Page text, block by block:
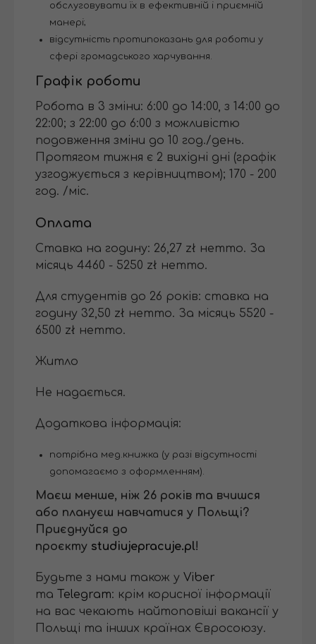
обслуговувати їх в ефективній і приємній
манері;
відсутність протипоказань для роботи у
сфері громадського харчування.
Графік роботи
Робота в 3 зміни: 6:00 до 14:00, з 14:00 до
22:00; з 22:00 до 6:00 з можливістю
подовження зміни до 10 год./день.
Протягом тижня є 2 вихідні дні (графік
узгоджується з керівництвом); 170 - 200
год. /міс.
Оплата
Ставка на годину: 26,27 zł нетто. За
місяць 4460 - 5250 zł нетто.
Для студентів до 26 років: ставка на
годину 32,50 zł нетто. За місяць 5520 -
6500 zł нетто.
Житло
Не надається.
Додаткова інформація:
потрібна мед.книжка (у разі відсутності
допомагаємо з оформленням).
Маєш менше, ніж 26 років та вчишся
або плануєш навчатися у Польщі?
Приєднуйся до
проєкту studiujepracuje.pl!
Будьте з нами також у Viber
та
Telegram: крім корисної інформації
на вас чекають найтоповіші вакансії у
Польщі та інших країнах Євросоюзу.